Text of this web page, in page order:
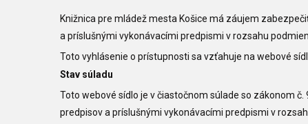
Knižnica pre mládež mesta Košice má záujem
a príslušnými vykonávacími predpismi v rozsahu
Toto vyhlásenie o prístupnosti sa vzťahuje na webové
Stav súladu
Toto webové sídlo je v čiastočnom súlade so zákonom
predpisov a príslušnými vykonávacími predpismi v